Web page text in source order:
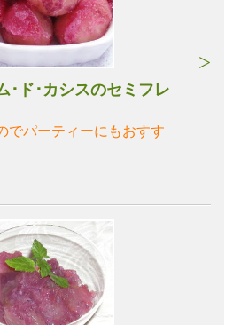
･ド･カシスのセミフレ
でパーティーにもおすす